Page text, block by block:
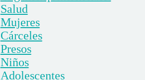
Salud
Mujeres
Cárceles
Presos
Niños
Adolescentes